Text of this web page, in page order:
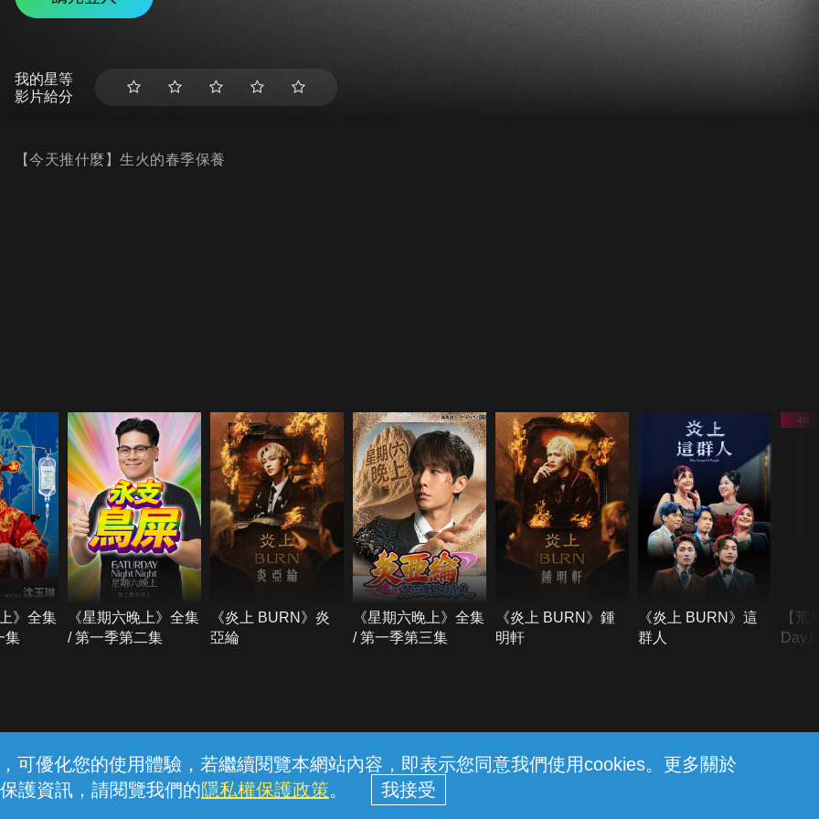
可優化您的使用體驗，若繼續閱覽本網站內容，即表示您同意我們使用cookies。更多關於
護資訊，請閱覽我們的隱私權保護政策。
我的星等
影片給分
【今天推什麼】生火的春季保養
》全集
集
《星期六晚上》全集
/ 第一季第二集
《炎上 BURN》炎
亞綸
《星期六晚上》全集
/ 第一季第三集
《炎上 BURN》鍾
明軒
《炎上 BURN》這
群人
【荒
線上客服 服務條款 隱私權保護
中華電信股份有限公司個人家庭分公司 (統一編號：96979949) © 2026